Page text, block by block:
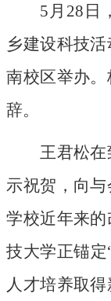
5月28日，
乡建设科技
南校区举办。
辞。
王君松在
示祝贺， 向与
学校近年来的
技大学正锚定
人才培养取得